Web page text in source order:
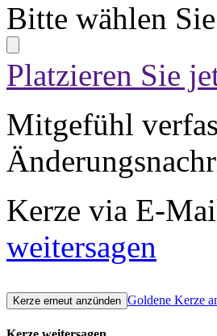
Bitte wählen
Platzieren Sie
Mitgefühl
Kerze via E-
weitersagen
Goldene Kerze